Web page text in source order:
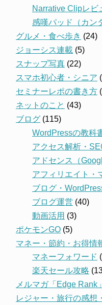
Narrative Clipレビ
感嘆パッド（カン
グルメ・食べ歩き (24)
ジョーシス連載 (5)
スナップ写真 (22)
スマホ初心者・シニア
セミナーレポの書き方
ネットのこと (43)
ブログ (115)
WordPressの教科
アクセス解析・
アドセンス（
アフィリエイト・
ブログ・
ブログ運営 (40)
動画活用 (3)
ポケモンGO (5)
マネー・節約・お得情
マネーフォワード
楽天セール攻略
メルマガ「Edge Rank」
レジャー・旅行の感想